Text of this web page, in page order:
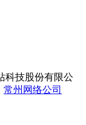
科技股份有限公
常州网络公司